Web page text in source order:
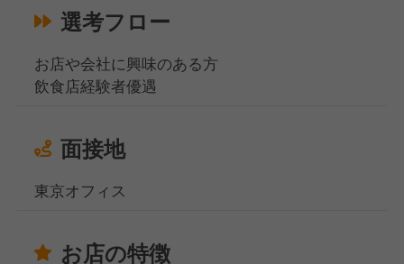
選考フロー
お店や会社に興味のある方
飲食店経験者優遇
面接地
東京オフィス
お店の特徴